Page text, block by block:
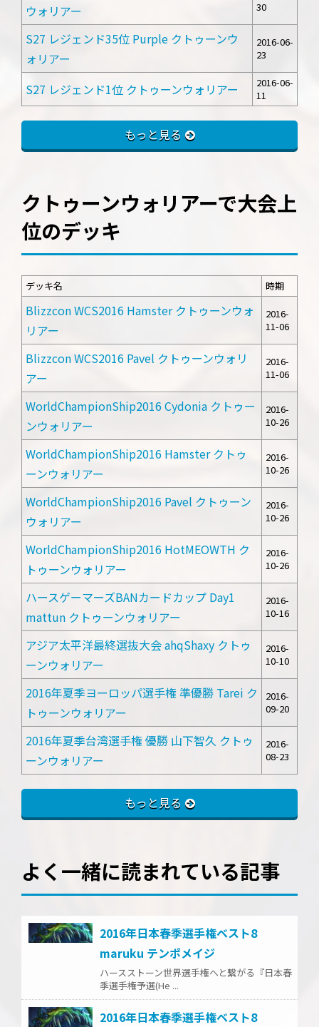
ウォリアー
30
S27 レジェンド35位 Purple クトゥーンウ
ォリアー
2016-06-
23
S27 レジェンド1位 クトゥーンウォリアー
2016-06-
11
もっと見る
クトゥーンウォリアーで大会上
位のデッキ
デッキ名 時期
Blizzcon WCS2016 Hamster クトゥーンウォ
リアー
2016-
11-06
Blizzcon WCS2016 Pavel クトゥーンウォリ
アー
2016-
11-06
WorldChampionShip2016 Cydonia クトゥー
ンウォリアー
2016-
10-26
WorldChampionShip2016 Hamster クトゥ
ーンウォリアー
2016-
10-26
WorldChampionShip2016 Pavel クトゥーン
ウォリアー
2016-
10-26
WorldChampionShip2016 HotMEOWTH ク
トゥーンウォリアー
2016-
10-26
ハースゲーマーズBANカードカップ Day1
mattun クトゥーンウォリアー
2016-
10-16
アジア太平洋最終選抜大会 ahqShaxy クトゥ
ーンウォリアー
2016-
10-10
2016年夏季ヨーロッパ選手権 準優勝 Tarei ク
トゥーンウォリアー
2016-
09-20
2016年夏季台湾選手権 優勝 山下智久 クトゥ
ーンウォリアー
2016-
08-23
もっと見る
よく一緒に読まれている記事
2016年日本春季選手権ベスト8
maruku テンポメイジ
ハースストーン世界選手権へと繋がる『日本春
季選手権予選(He ...
2016年日本春季選手権ベスト8